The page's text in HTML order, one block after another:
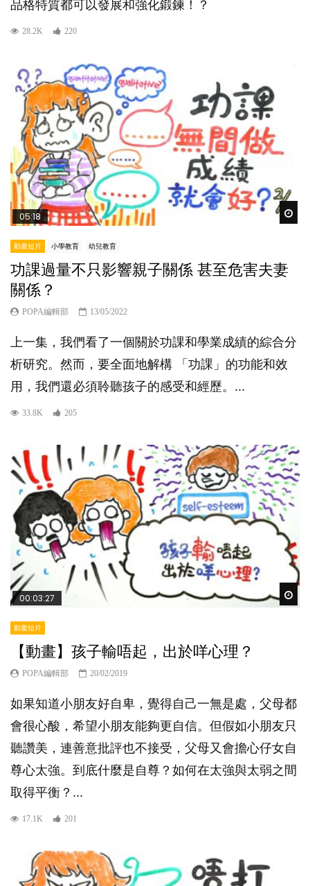
品格特質都可以發展和強化鍛鍊！？
28.2K 220
05:18
動畫短片 小學教育 幼兒教育
功課過量不只影響親子關係 甚至危害夫妻
關係？
POPA編輯部 13/05/2022
上一集，我們看了一個關於功課和學業成績的綜合分
析研究。然而，要全面地解構 「功課」的功能和效
用，我們還必須聆聽孩子的感受和經歷。...
33.8K 205
00:03:27
動畫短片
【動畫】孩子輸唔起，出於咩心理？
POPA編輯部 20/02/2019
如果知道小朋友好自卑，覺得自己一無是處，父母都
會很心酸，希望小朋友能夠更自信。但假如小朋友只
聽讚美，連善意批評也不接受，父母又會擔心仔女自
尊心太強。到底什麼是自尊？如何在太強與太弱之間
取得平衡？...
17.1K 201